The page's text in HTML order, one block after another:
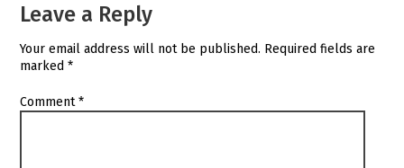
Leave a Reply
Your email address will not be published. Required fields are
marked*
Comment*